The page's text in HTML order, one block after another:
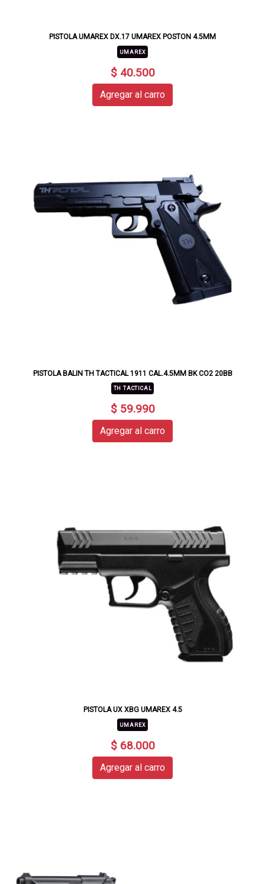
PISTOLA UMAREX DX.17 UMAREX POSTON 4.5MM
UMAREX
$ 40.500
Agregar al carro
PISTOLA BALIN TH TACTICAL 1911 CAL.4.5MM BK CO2 20BB
TH TACTICAL
$ 59.990
Agregar al carro
PISTOLA UX XBG UMAREX 4.5
UMAREX
$ 68.000
Agregar al carro